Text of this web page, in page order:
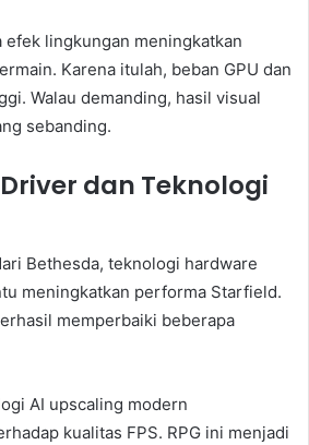
lingkungan meningkatkan
Karena itulah, beban GPU dan
Walau demanding, hasil visual
sebanding.
dan Teknologi
Bethesda, teknologi hardware
meningkatkan performa Starfield.
memperbaiki beberapa
AI upscaling modern
kualitas FPS. RPG ini menjadi